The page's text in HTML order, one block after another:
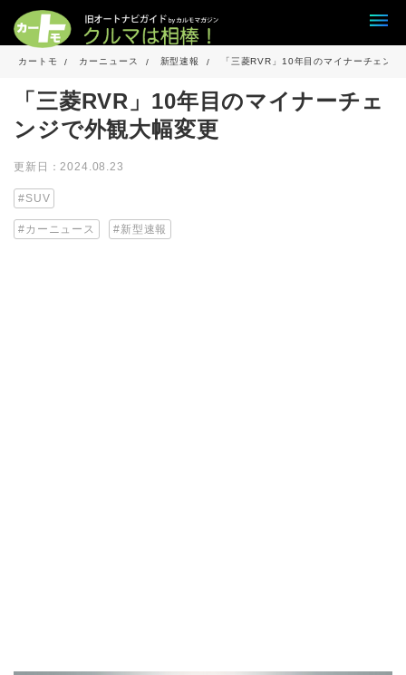
カートモ カーニュース 新型速報 「三菱RVR」10年目のマイナーチェンジ
「三菱RVR」10年目のマイナーチェ
ンジで外観大幅変更
更新日：2024.08.23
SUV
カーニュース 新型速報